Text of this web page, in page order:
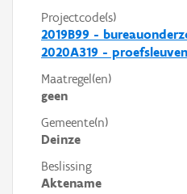
Projectcode(s)
2019B99 -
2020A319 -
Maatregel(en)
geen
Gemeente(n)
Deinze
Beslissing
Aktename